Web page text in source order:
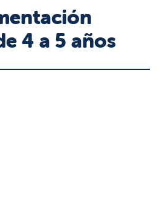
4 a 5 años